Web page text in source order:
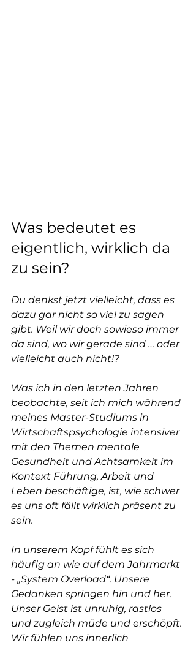
Was bedeutet es
eigentlich, wirklich da
zu sein?
Du denkst jetzt vielleicht, dass es
dazu gar nicht so viel zu sagen
gibt. Weil wir doch sowieso immer
da sind, wo wir gerade sind … oder
vielleicht auch nicht!?
Was ich in den letzten Jahren
beobachte, seit ich mich während
meines Master-Studiums in
Wirtschaftspsychologie intensiver
mit den Themen mentale
Gesundheit und Achtsamkeit im
Kontext Führung, Arbeit und
Leben beschäftige, ist, wie schwer
es uns oft fällt wirklich präsent zu
sein.
In unserem Kopf fühlt es sich
häufig an wie auf dem Jahrmarkt
- „System Overload“. Unsere
Gedanken springen hin und her.
Unser Geist ist unruhig, rastlos
und zugleich müde und erschöpft.
Wir fühlen uns innerlich